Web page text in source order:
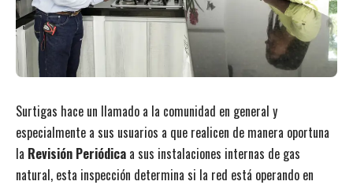
Surtigas hace un llamado a la comunidad en general y
especialmente a sus usuarios a que realicen de manera oportuna
la Revisión Periódica a sus instalaciones internas de gas
natural, esta inspección determina si la red está operando en